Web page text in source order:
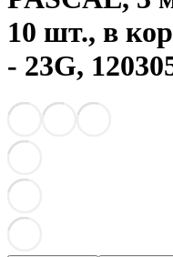
10 шт., в
- 23G,